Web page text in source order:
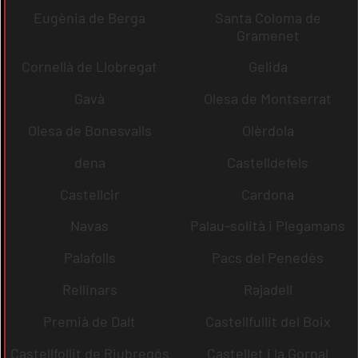
Eugènia de Berga
Santa Coloma de
Gramenet
Cornellà de Llobregat
Gelida
Gavà
Olesa de Montserrat
Olesa de Bonesvalls
Olèrdola
dena
Castelldefels
Castellcir
Cardona
Navas
Palau-solità i Plegamans
Palafolls
Pacs del Penedès
Rellinars
Rajadell
Premià de Dalt
Castellfullit del Boix
Castellfollit de Riubregós
Castellet i la Gornal